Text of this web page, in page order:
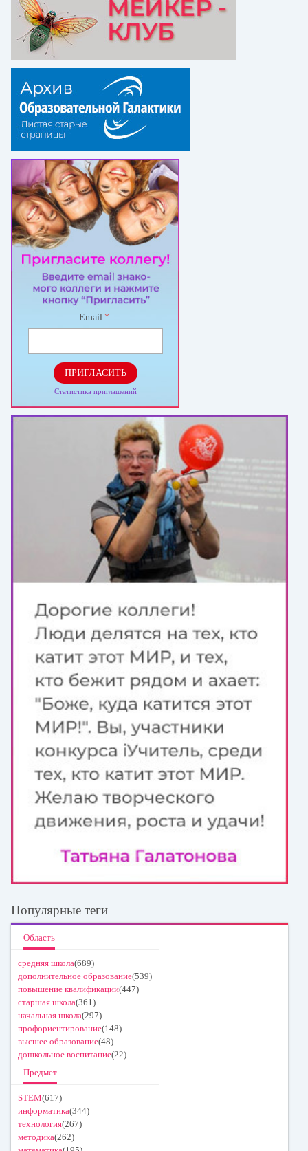
Email *
ПРИГЛАСИТЬ
Статистика приглашений
Популярные теги
Область
средняя школа(689)
дополнительное образование(539)
повышение квалификации(447)
старшая школа(361)
начальная школа(297)
профориентирование(148)
высшее образование(48)
дошкольное воспитание(22)
Предмет
STEM(617)
информатика(344)
технология(267)
методика(262)